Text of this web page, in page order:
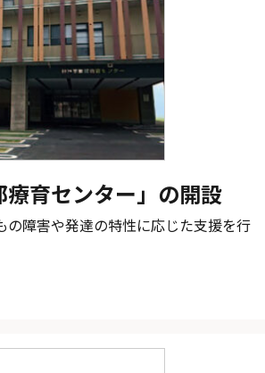
療育センター」の開設
の障害や発達の特性に応じた支援を行